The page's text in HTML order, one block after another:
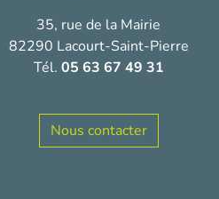
35, rue de la Mairie
82290 Lacourt-Saint-Pierre
Tél. 05 63 67 49 31
Nous contacter